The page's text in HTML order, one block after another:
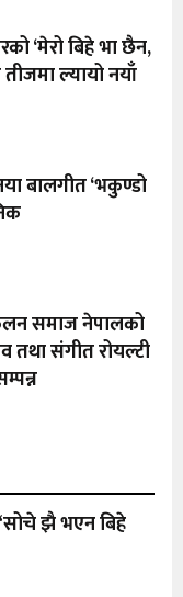
‘मेरो बिहे भा छैन,
ल्यायो नयाँ
बालगीत ‘भकुण्डो
समाज नेपालको
तथा संगीत रोयल्टी
झै भएन बिहे